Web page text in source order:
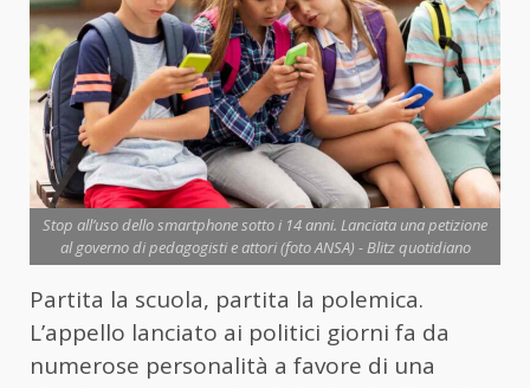
Stop all’uso dello smartphone sotto i 14 anni. Lanciata una petizione
al governo di pedagogisti e attori (foto ANSA) - Blitz quotidiano
Partita la scuola, partita la polemica.
L’appello lanciato ai politici giorni fa da
numerose personalità a favore di una